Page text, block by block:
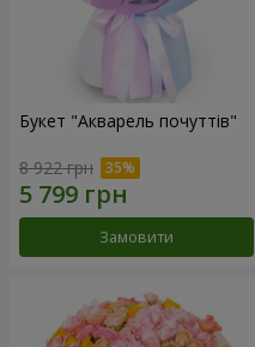
Букет "Акварель почуттів"
8 922 грн
Замовити